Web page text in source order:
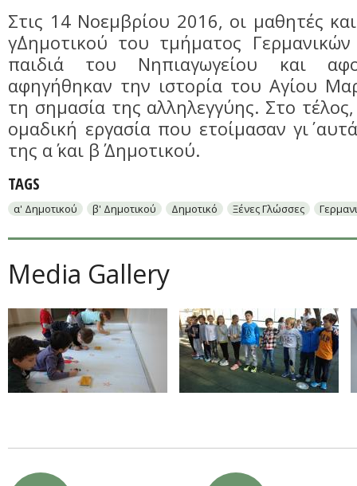
Στις 14 Νοεμβρίου 2016, οι μαθητές
γ΄Δημοτικού του τμήματος
παιδιά του Νηπιαγωγείου και
αφηγήθηκαν την ιστορία του Αγίου
τη σημασία της αλληλεγγύης. Στο
ομαδική εργασία που ετοίμασαν γι΄
της α΄ και β΄ Δημοτικού.
TAGS
α' Δημοτικού β' Δημοτικού Δημοτικό Ξένες Γλώσσες
Media Gallery